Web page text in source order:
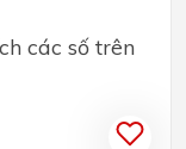
các số trên